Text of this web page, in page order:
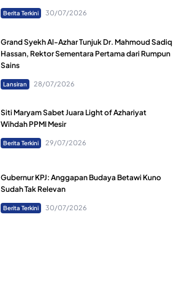
Berita Terkini 30/07/2026
Grand Syekh Al-Azhar Tunjuk Dr. Mahmoud Sadiq
Hassan, Rektor Sementara Pertama dari Rumpun
Sains
Lansiran 28/07/2026
Siti Maryam Sabet Juara Light of Azhariyat
Wihdah PPMI Mesir
Berita Terkini 29/07/2026
Gubernur KPJ: Anggapan Budaya Betawi Kuno
Sudah Tak Relevan
Berita Terkini 30/07/2026